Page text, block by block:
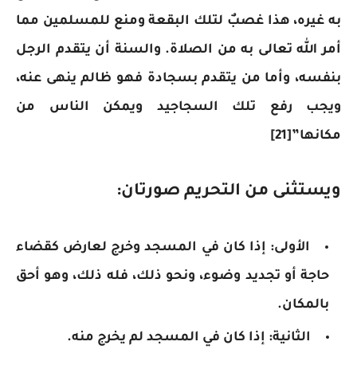
به غيره، هذا غصبٌ لتلك البقعة ومنع للمسلمين مما
أمر الله تعالى به من الصلاة. والسنة أن يتقدم الرجل
بنفسه، وأما من يتقدم بسجادة فهو ظالم ينهى عنه،
ويجب رفع تلك السجاجيد ويمكن الناس من
مكانها”[21]
ويستثنى من التحريم صورتان:
الأولى: إذا كان في المسجد وخرج لعارض كقضاء
حاجة أو تجديد وضوء، ونحو ذلك، فله ذلك، وهو أحق
بالمكان.
الثانية: إذا كان في المسجد لم يخرج منه.